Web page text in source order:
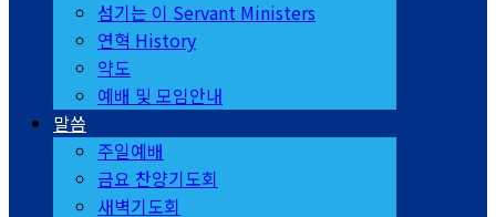
섬기는 이 Servant Ministers
연혁 History
약도
예배 및 모임안내
말씀
주일예배
금요 찬양기도회
새벽기도회